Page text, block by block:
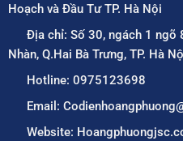
Hoạch và Đầu Tư TP. Hà Nội
Địa chỉ: Số 30, ngách 1 ngõ
Nhàn, Q.Hai Bà Trưng, TP. Hà
Hotline: 0975123698
Email:
Website: